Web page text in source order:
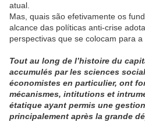
atual.
Mas, quais são efetivamente os
alcance das políticas anti-crise
perspectivas que se colocam para
Tout au long de l’histoire du
accumulés par les sciences
économistes en particulier, ont
mécanismes, intitutions et
étatique ayant permis une
principalement après la grande